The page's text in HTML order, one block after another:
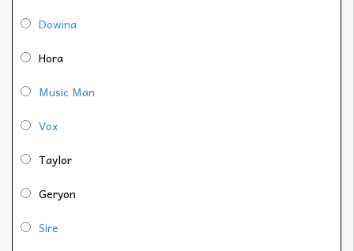
Dowina
Hora
Music Man
Vox
Taylor
Geryon
Sire